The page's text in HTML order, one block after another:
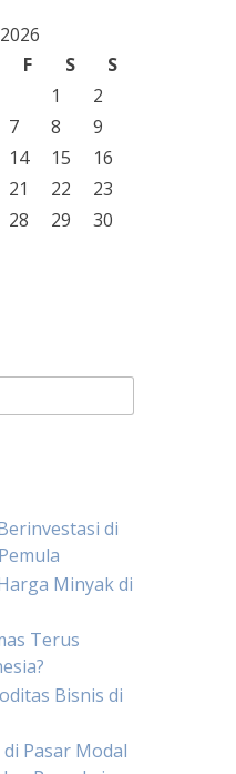
F S
S
1
2
7 8
9
14 15
16
21 22
23
28 29
30
di
Minyak di
Terus
Bisnis di
Pasar Modal